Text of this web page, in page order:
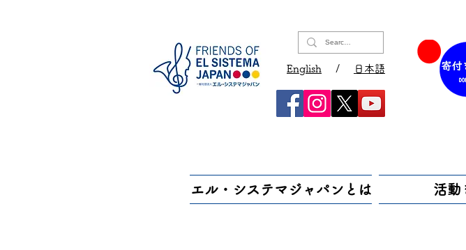
English / 日本語
エル・システマジャパンとは 活動